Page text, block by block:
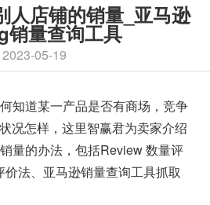
人店铺的销量_亚马逊
量查询工具
2023-05-19
知道某一产品是否有商场，竞争
况怎样，这里智赢君为卖家介绍
量的办法，包括Review 数量评
法、 亚马逊销量查询工具抓取